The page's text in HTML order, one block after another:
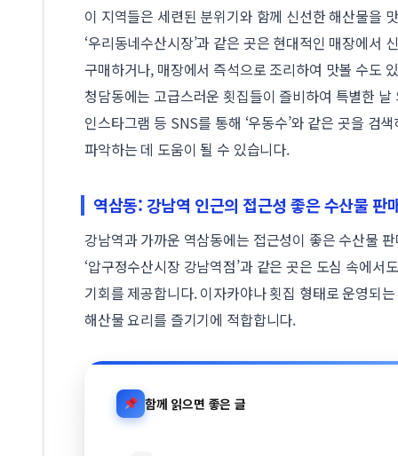
이 지역들은 세련된 분위기와 함께 신선한 해산물을
‘우리동네수산시장’과 같은 곳은 현대적인 매장에서
구매하거나, 매장에서 즉석으로 조리하여 맛볼 수도
청담동에는 고급스러운 횟집들이 즐비하여 특별한
인스타그램 등 SNS를 통해 ‘우동수’와 같은 곳을 검
파악하는 데 도움이 될 수 있습니다.
역삼동: 강남역 인근의 접근성 좋은 수산물 판
강남역과 가까운 역삼동에는 접근성이 좋은 수산물
‘압구정수산시장 강남역점’과 같은 곳은 도심 속에서
기회를 제공합니다. 이자카야나 횟집 형태로 운영되
해산물 요리를 즐기기에 적합합니다.
함께 읽으면 좋은 글